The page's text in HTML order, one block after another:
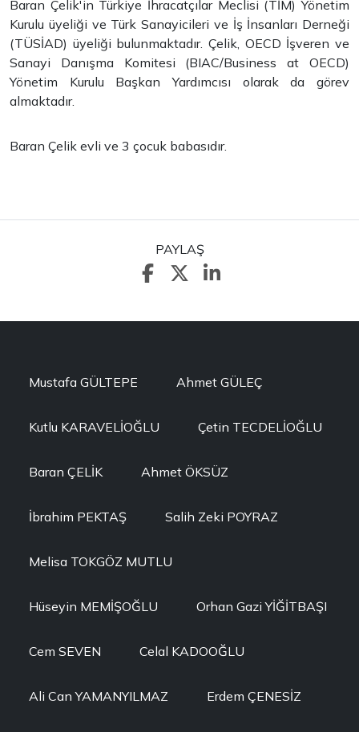
Baran Çelik'in Türkiye İhracatçılar Meclisi (TİM) Yönetim
Kurulu üyeliği ve Türk Sanayicileri ve İş İnsanları Derneği
(TÜSİAD) üyeliği bulunmaktadır. Çelik, OECD İşveren ve
Sanayi Danışma Komitesi (BIAC/Business at OECD)
Yönetim Kurulu Başkan Yardımcısı olarak da görev
almaktadır.
Baran Çelik evli ve 3 çocuk babasıdır.
PAYLAŞ
Mustafa GÜLTEPE Ahmet GÜLEÇ
Kutlu KARAVELİOĞLU Çetin TECDELİOĞLU
Baran ÇELİK Ahmet ÖKSÜZ
İbrahim PEKTAŞ Salih Zeki POYRAZ
Melisa TOKGÖZ MUTLU
Hüseyin MEMİŞOĞLU Orhan Gazi YİĞİTBAŞI
Cem SEVEN Celal KADOOĞLU
Ali Can YAMANYILMAZ Erdem ÇENESİZ